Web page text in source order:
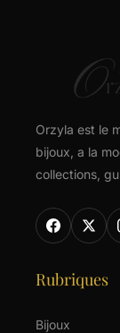
Orzyla est le
bijoux, a la
collections,
Rubriques
Bijoux